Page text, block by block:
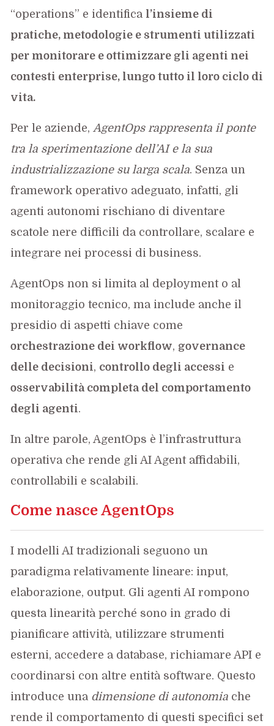
“operations” e identifica l’insieme di
pratiche, metodologie e strumenti utilizzati
per monitorare e ottimizzare gli agenti nei
contesti enterprise, lungo tutto il loro ciclo di
vita.
Per le aziende, AgentOps rappresenta il ponte
tra la sperimentazione dell’AI e la sua
industrializzazione su larga scala. Senza un
framework operativo adeguato, infatti, gli
agenti autonomi rischiano di diventare
scatole nere difficili da controllare, scalare e
integrare nei processi di business.
AgentOps non si limita al deployment o al
monitoraggio tecnico, ma include anche il
presidio di aspetti chiave come
orchestrazione dei workflow, governance
delle decisioni, controllo degli accessi e
osservabilità completa del comportamento
degli agenti.
In altre parole, AgentOps è l’infrastruttura
operativa che rende gli AI Agent affidabili,
controllabili e scalabili.
Come nasceAgentOps
I modelli AI tradizionali seguono un
paradigma relativamente lineare: input,
elaborazione, output. Gli agenti AI rompono
questa linearità perché sono in grado di
pianificare attività, utilizzare strumenti
esterni, accedere a database, richiamare API e
coordinarsi con altre entità software. Questo
introduce una dimensione di autonomia che
rende il comportamento di questi specifici set